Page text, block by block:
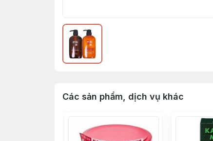
Các sản phẩm, dịch vụ khác